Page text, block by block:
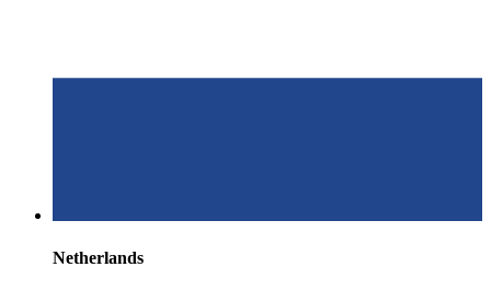
Netherlands